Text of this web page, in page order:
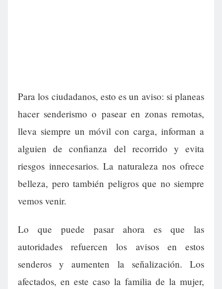
Para los ciudadanos, esto es un aviso: si planeas
hacer senderismo o pasear en zonas remotas,
lleva siempre un móvil con carga, informan a
alguien de confianza del recorrido y evita
riesgos innecesarios. La naturaleza nos ofrece
belleza, pero también peligros que no siempre
vemos venir.
Lo que puede pasar ahora es que las
autoridades refuercen los avisos en estos
senderos y aumenten la señalización. Los
afectados, en este caso la familia de la mujer,